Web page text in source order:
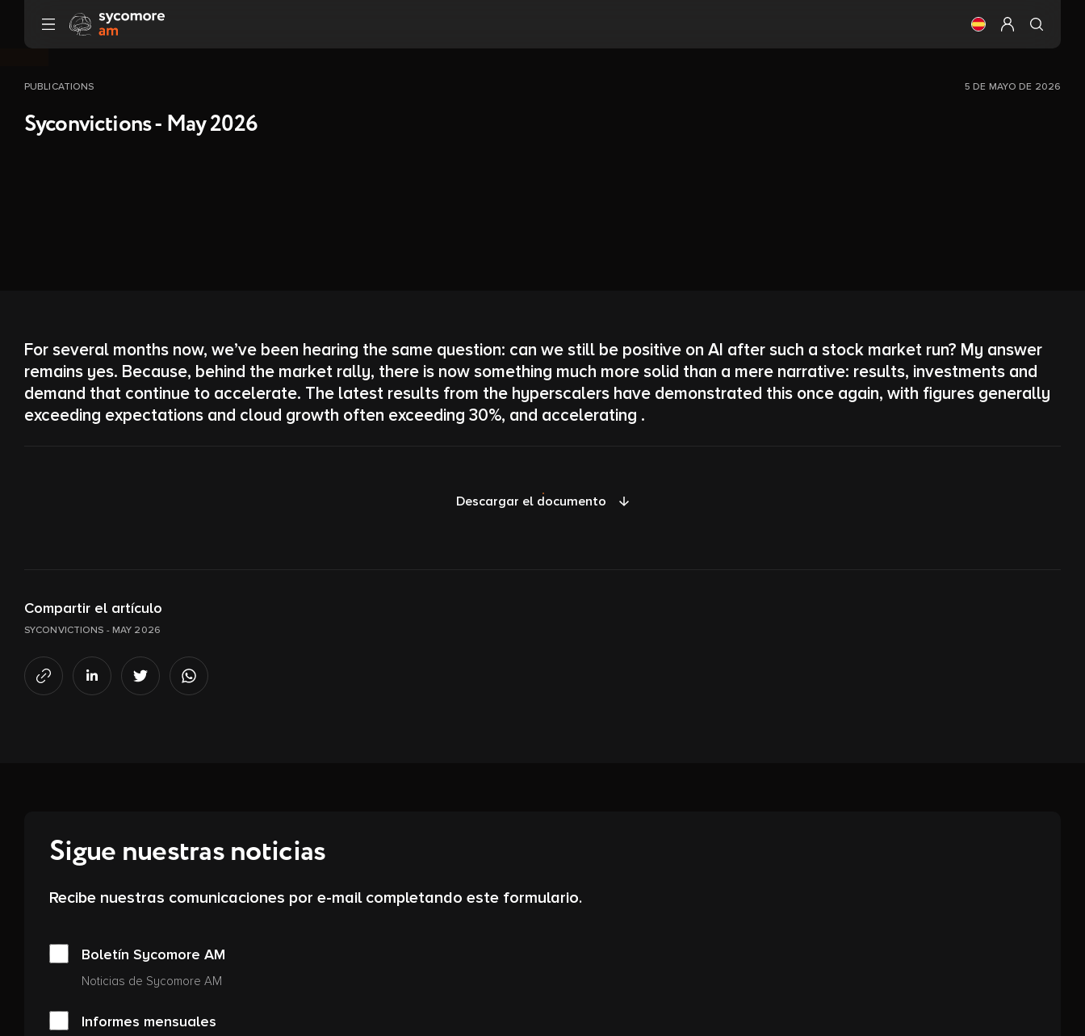
Ir al contenido
Cambia el idioma
Configurar
PUBLICATIONS 5 DE MAYO DE 2026
Syconvictions - May 2026
For several months now, we’ve been hearing the same question: can we still be positive on AI after such a stock market run? My answer
remains yes. Because, behind the market rally, there is now something much more solid than a mere narrative: results, investments and
demand that continue to accelerate. The latest results from the hyperscalers have demonstrated this once again, with figures generally
exceeding expectations and cloud growth often exceeding 30%, and accelerating .
Descargar el documento
Compartir el artículo
SYCONVICTIONS - MAY 2026
Sigue nuestras noticias
Recibe nuestras comunicaciones por e-mail completando este formulario.
Boletín Sycomore AM
Noticias de Sycomore AM
Informes mensuales